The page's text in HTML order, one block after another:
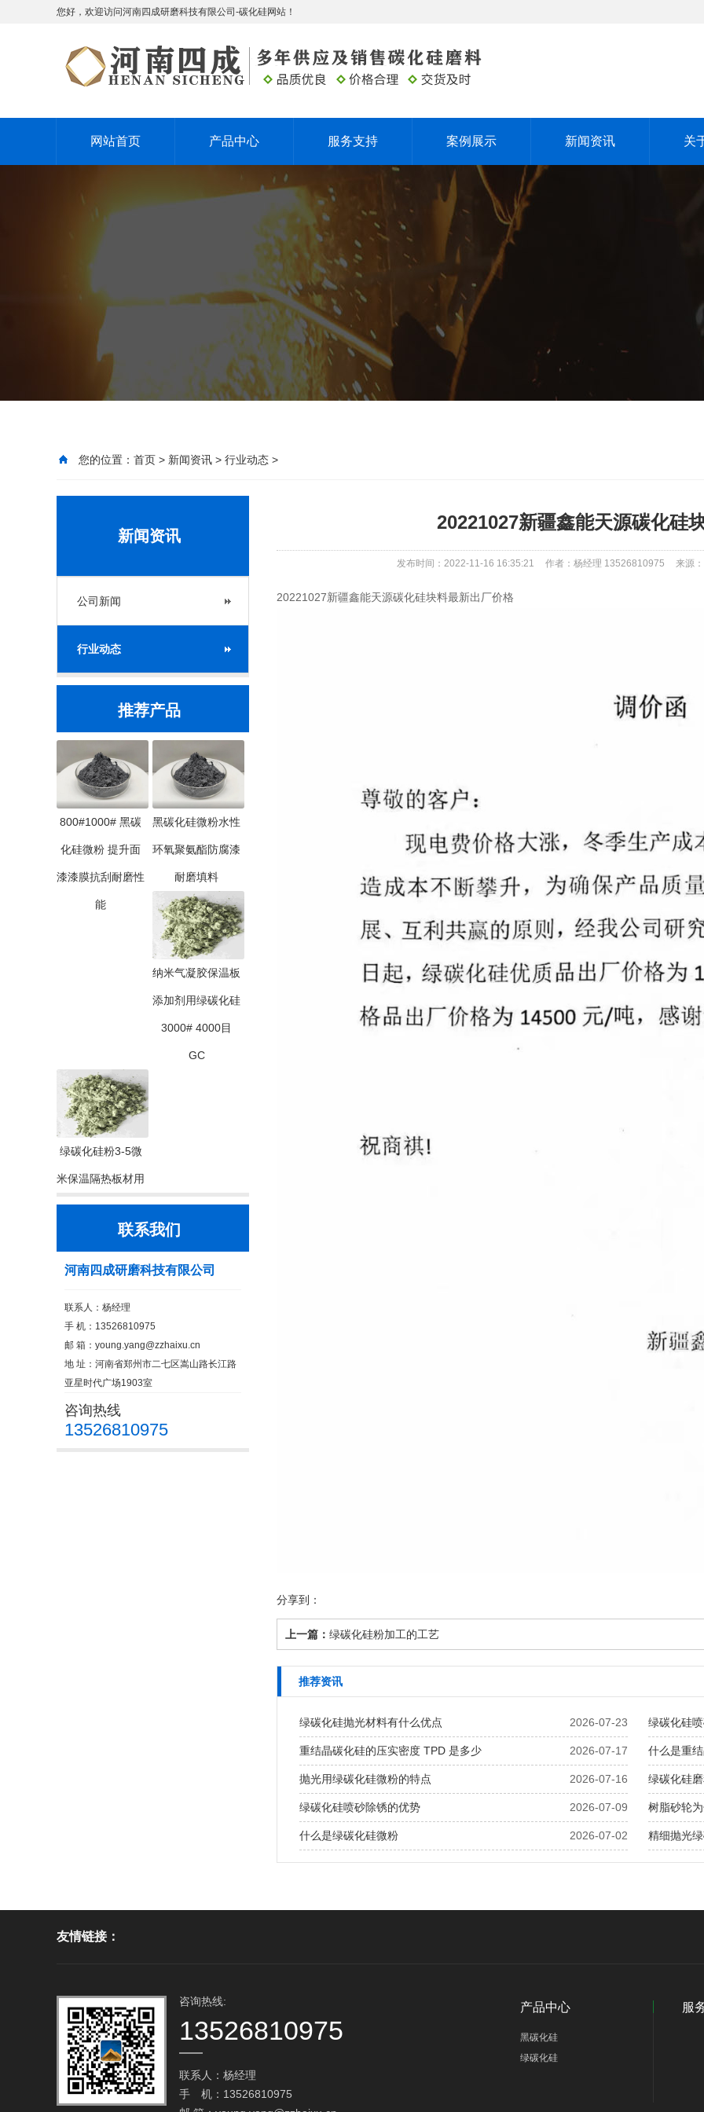
您好，欢迎访问河南四成研磨科技有限公司-碳化硅网站！
网站首页 产品中心 服务支持 案例展示 新闻资讯 关
您的位置： 首页 > 新闻资讯 > 行业动态 >
新闻资讯
公司新闻
行业动态
推荐产品
800#1000# 黑碳
化硅微粉 提升面
漆漆膜抗刮耐磨性
能
黑碳化硅微粉水性
环氧聚氨酯防腐漆
耐磨填料
纳米气凝胶保温板
添加剂用绿碳化硅
3000# 4000目
GC
绿碳化硅粉3-5微
米保温隔热板材用
联系我们
河南四成研磨科技有限公司
联系人：杨经理
手 机：13526810975
邮 箱： young.yang@zzhaixu.cn
地 址：河南省郑州市二七区嵩山路长江路
亚星时代广场1903室
咨询热线
13526810975
20221027新疆鑫能天源碳化硅
发布时间：2022-11-16 16:35:21 作者：杨经理 13526810975 来源
20221027新疆鑫能天源碳化硅块料最新出厂价格
分享到：
上一篇： 绿碳化硅粉加工的工艺
推荐资讯
2026-07-23
绿碳化硅抛光材料有什么优点 绿碳化硅
2026-07-17
重结晶碳化硅的压实密度 TPD 是多少 什么是重
2026-07-16
抛光用绿碳化硅微粉的特点 绿碳化硅
2026-07-09
绿碳化硅喷砂除锈的优势 树脂砂轮
2026-07-02
什么是绿碳化硅微粉 精细抛光
友情链接：
咨询热线:
13526810975
联系人：杨经理
手 机：13526810975
产品中心
黑碳化硅
绿碳化硅
服